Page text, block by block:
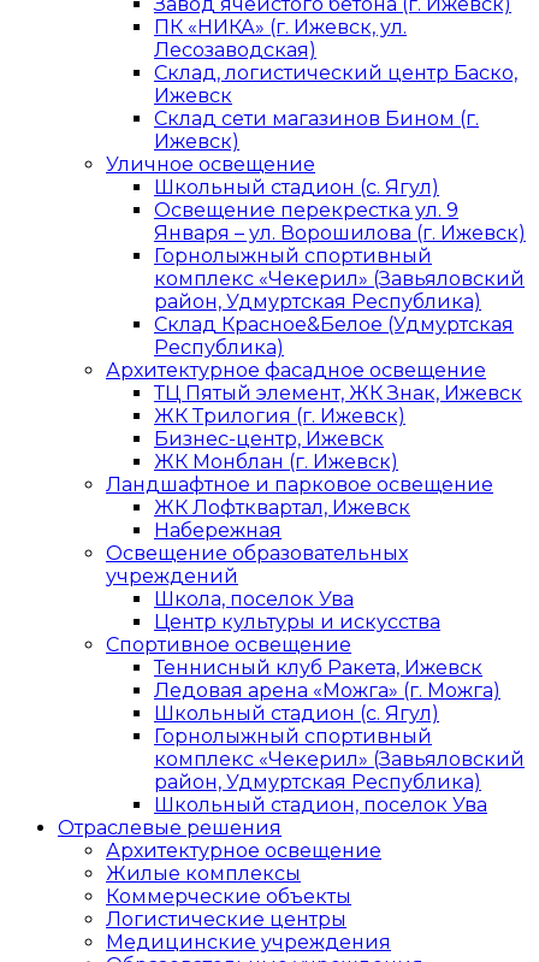
ПК «НИКА» (г. Ижевск, ул.
Лесозаводская)
Склад, логистический центр Баско,
Ижевск
Склад сети магазинов Бином (г.
Ижевск)
Уличное освещение
Школьный стадион (с. Ягул)
Освещение перекрестка ул. 9
Января – ул. Ворошилова (г. Ижевск)
Горнолыжный спортивный
комплекс «Чекерил» (Завьяловский
район, Удмуртская Республика)
Склад Красное&Белое (Удмуртская
Республика)
Архитектурное фасадное освещение
ТЦ Пятый элемент, ЖК Знак, Ижевск
ЖК Трилогия (г. Ижевск)
Бизнес-центр, Ижевск
ЖК Монблан (г. Ижевск)
Ландшафтное и парковое освещение
ЖК Лофтквартал, Ижевск
Набережная
Освещение образовательных
учреждений
Школа, поселок Ува
Центр культуры и искусства
Спортивное освещение
Теннисный клуб Ракета, Ижевск
Ледовая арена «Можга» (г. Можга)
Школьный стадион (с. Ягул)
Горнолыжный спортивный
комплекс «Чекерил» (Завьяловский
район, Удмуртская Республика)
Школьный стадион, поселок Ува
Отраслевые решения
Архитектурное освещение
Жилые комплексы
Коммерческие объекты
Логистические центры
Медицинские учреждения